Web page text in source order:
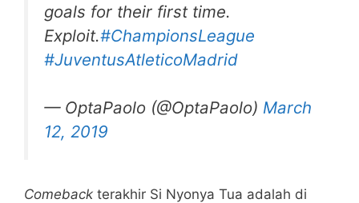
goals for their first time.
Exploit.#ChampionsLeague
#JuventusAtleticoMadrid
— OptaPaolo (@OptaPaolo) March
12, 2019
Comeback terakhir Si Nyonya Tua adalah di